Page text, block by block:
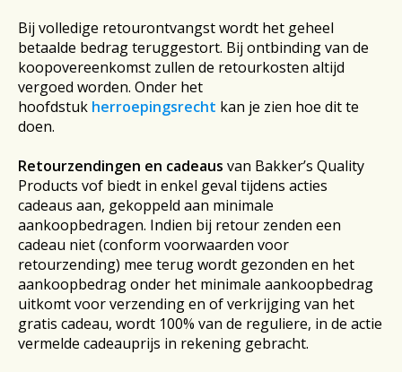
Bij volledige retourontvangst wordt het geheel
betaalde bedrag teruggestort. Bij ontbinding van de
koopovereenkomst zullen de retourkosten altijd
vergoed worden. Onder het
hoofdstuk herroepingsrecht kan je zien hoe dit te
doen.
Retourzendingen en cadeaus van Bakker’s Quality
Products vof biedt in enkel geval tijdens acties
cadeaus aan, gekoppeld aan minimale
aankoopbedragen. Indien bij retour zenden een
cadeau niet (conform voorwaarden voor
retourzending) mee terug wordt gezonden en het
aankoopbedrag onder het minimale aankoopbedrag
uitkomt voor verzending en of verkrijging van het
gratis cadeau, wordt 100% van de reguliere, in de actie
vermelde cadeauprijs in rekening gebracht.